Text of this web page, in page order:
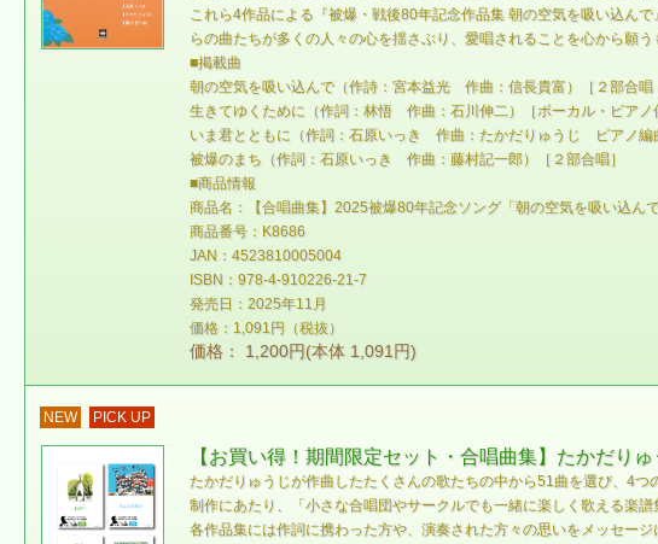
これら4作品による『被爆・戦後80年記念作品集 朝の空気を吸い込ん
らの曲たちが多くの人々の心を揺さぶり、愛唱されることを心から願う
■掲載曲
朝の空気を吸い込んで（作詩：宮本益光 作曲：信長貴富）［２部合唱
生きてゆくために（作詞：林悟 作曲：石川伸二）［ボーカル・ピアノ
いま君とともに（作詞：石原いっき 作曲：たかだりゅうじ ピアノ編
被爆のまち（作詞：石原いっき 作曲：藤村記一郎）［２部合唱］
■商品情報
商品名：【合唱曲集】2025被爆80年記念ソング「朝の空気を吸い込んで
商品番号：K8686
JAN：4523810005004
ISBN：978-4-910226-21-7
発売日：2025年11月
価格：1,091円（税抜）
価格： 1,200円(本体 1,091円)
NEW PICK UP
【お買い得！期間限定セット・合唱曲集】たかだり
たかだりゅうじが作曲したたくさんの歌たちの中から51曲を選び、4
制作にあたり、「小さな合唱団やサークルでも一緒に楽しく歌える楽
各作品集には作詞に携わった方や、演奏された方々の思いをメッセージ